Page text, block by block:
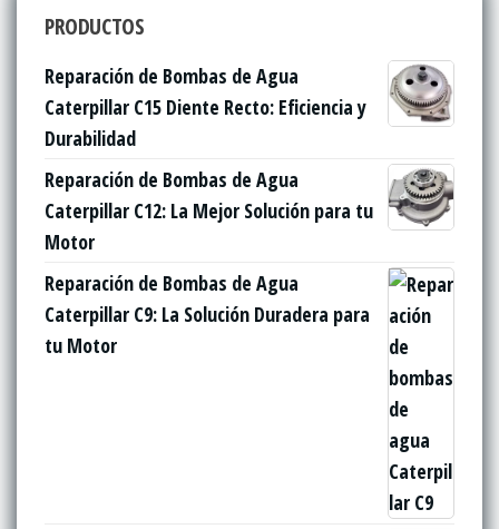
PRODUCTOS
Reparación de Bombas de Agua
Caterpillar C15 Diente Recto: Eficiencia y
Durabilidad
Reparación de Bombas de Agua
Caterpillar C12: La Mejor Solución para tu
Motor
Reparación de Bombas de Agua
Caterpillar C9: La Solución Duradera para
tu Motor